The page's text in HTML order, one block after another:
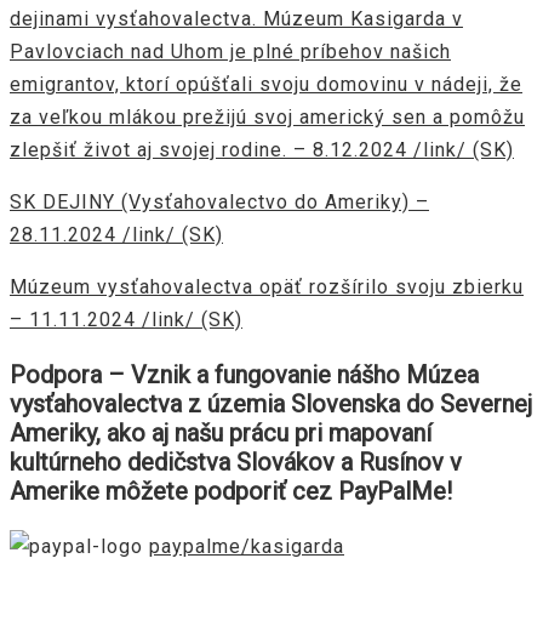
dejinami vysťahovalectva. Múzeum Kasigarda v
Pavlovciach nad Uhom je plné príbehov našich
emigrantov, ktorí opúšťali svoju domovinu v nádeji, že
za veľkou mlákou prežijú svoj americký sen a pomôžu
zlepšiť život aj svojej rodine. – 8.12.2024 /link/ (SK)
SK DEJINY (Vysťahovalectvo do Ameriky) –
28.11.2024 /link/ (SK)
Múzeum vysťahovalectva opäť rozšírilo svoju zbierku
– 11.11.2024 /link/ (SK)
Podpora – Vznik a fungovanie nášho Múzea
vysťahovalectva z územia Slovenska do Severnej
Ameriky, ako aj našu prácu pri mapovaní
kultúrneho dedičstva Slovákov a Rusínov v
Amerike môžete podporiť cez PayPalMe!
paypalme/kasigarda